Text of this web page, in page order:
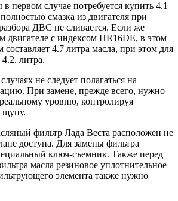
первом случае потребуется купить 4.1
смазка из двигателя при
ДВС не сливается. Если же
двигателе с индексом HR16DE, в этом
4.7 литра масла, при этом для
литра.
не следует полагаться на
При замене, прежде всего, нужно
уровню, контролируя
щупу.
фильтр Лада Веста расположен не
доступа. Для замены фильтра
ключ-съемник. Также перед
масла резиновое уплотнительное
элемента также нужно